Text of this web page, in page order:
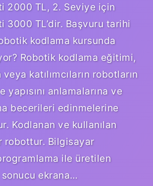
2000 TL, 2. Seviye için
3000 TL’dir. Başvuru tarihi
kodlama kursunda
Robotik kodlama eğitimi,
katılımcıların robotların
yapısını anlamalarına ve
becerileri edinmelerine
Kodlanan ve kullanılan
robottur. Bilgisayar
ile üretilen
sonucu ekrana…